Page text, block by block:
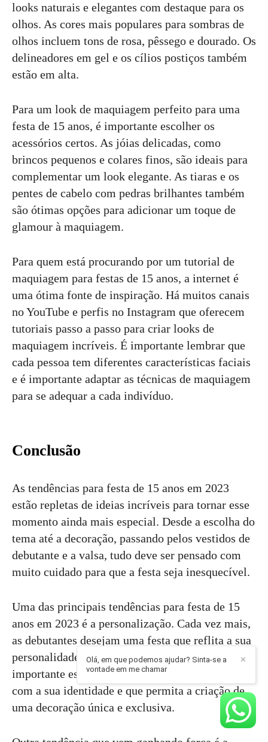
looks naturais e elegantes com destaque para os
olhos. As cores mais populares para sombras de
olhos incluem tons de rosa, pêssego e dourado. Os
delineadores em gel e os cílios postiços também
estão em alta.
Para um look de maquiagem perfeito para uma
festa de 15 anos, é importante escolher os
acessórios certos. As jóias delicadas, como
brincos pequenos e colares finos, são ideais para
complementar um look elegante. As tiaras e os
pentes de cabelo com pedras brilhantes também
são ótimas opções para adicionar um toque de
glamour à maquiagem.
Para quem está procurando por um tutorial de
maquiagem para festas de 15 anos, a internet é
uma ótima fonte de inspiração. Há muitos canais
no YouTube e perfis no Instagram que oferecem
tutoriais passo a passo para criar looks de
maquiagem incríveis. É importante lembrar que
cada pessoa tem diferentes características faciais
e é importante adaptar as técnicas de maquiagem
para se adequar a cada indivíduo.
Conclusão
As tendências para festa de 15 anos em 2023
estão repletas de ideias incríveis para tornar esse
momento ainda mais especial. Desde a escolha do
tema até a decoração, passando pelos vestidos de
debutante e a valsa, tudo deve ser pensado com
muito cuidado para que a festa seja inesquecível.
Uma das principais tendências para festa de 15
anos em 2023 é a personalização. Cada vez mais,
as debutantes desejam uma festa que reflita a sua
personalidade e gostos pessoais. Por isso, é
importante escolher um tema que esteja alinhado
com a sua identidade e que permita a criação de
uma decoração única e exclusiva.
✕
Olá, em que podemos ajudar? Sinta-se a
vontade em me chamar